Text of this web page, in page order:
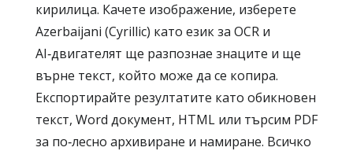
кирилица. Качете изображение, изберете
Azerbaijani (Cyrillic) като език за OCR и
AI‑двигателят ще разпознае знаците и ще
върне текст, който може да се копира.
Експортирайте резултатите като обикновен
текст, Word документ, HTML или търсим PDF
за по‑лесно архивиране и намиране. Всичко